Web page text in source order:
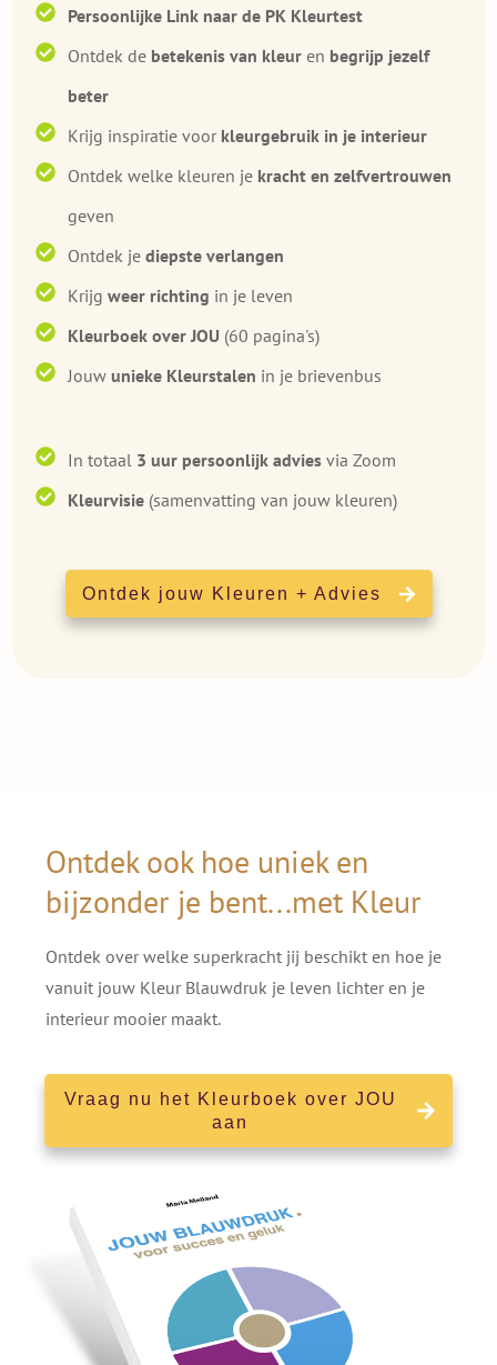
Persoonlijke Link naar de PK Kleurtest
Ontdek de betekenis van kleur en begrijp jezelf
beter
Krijg inspiratie voor kleurgebruik in je interieur
Ontdek welke kleuren je kracht en zelfvertrouwen
geven
Ontdek je diepste verlangen
Krijg weer richting in je leven
Kleurboek over JOU (60 pagina's)
Jouw unieke Kleurstalen in je brievenbus
In totaal 3 uur persoonlijk advies via Zoom
Kleurvisie (samenvatting van jouw kleuren)
Ontdek jouw Kleuren + Advies
Ontdek ook hoe uniek en
bijzonder je bent...met Kleur
Ontdek over welke superkracht jij beschikt en hoe je
vanuit jouw Kleur Blauwdruk je leven lichter en je
interieur mooier maakt.
Vraag nu het Kleurboek over JOU
aan